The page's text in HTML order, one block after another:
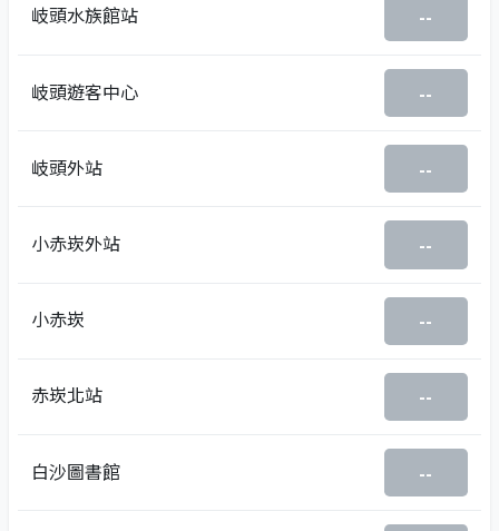
岐頭水族館站 --
岐頭遊客中心 --
岐頭外站 --
小赤崁外站 --
小赤崁 --
赤崁北站 --
白沙圖書館 --